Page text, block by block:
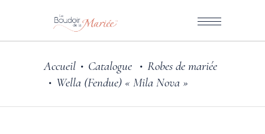
Accueil • Catalogue • Robes de mariée
• Wella (Fendue) « Mila Nova »